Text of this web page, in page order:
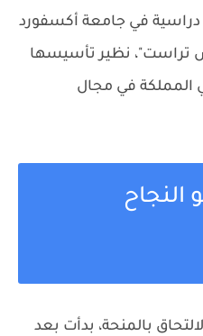
دراسية في جامعة أكسفورد
نظير تأسيسها
المملكة في مجال
النجاح
بالمنحة، بدأت بعد